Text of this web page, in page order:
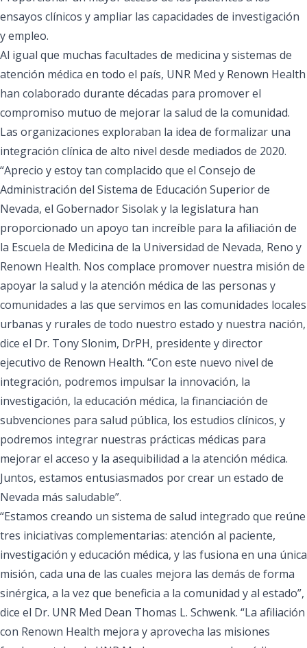
ensayos clínicos y ampliar las capacidades de investigación
y empleo.
Al igual que muchas facultades de medicina y sistemas de
atención médica en todo el país, UNR Med y Renown Health
han colaborado durante décadas para promover el
compromiso mutuo de mejorar la salud de la comunidad.
Las organizaciones exploraban la idea de formalizar una
integración clínica de alto nivel desde mediados de 2020.
“Aprecio y estoy tan complacido que el Consejo de
Administración del Sistema de Educación Superior de
Nevada, el Gobernador Sisolak y la legislatura han
proporcionado un apoyo tan increíble para la afiliación de
la Escuela de Medicina de la Universidad de Nevada, Reno y
Renown Health. Nos complace promover nuestra misión de
apoyar la salud y la atención médica de las personas y
comunidades a las que servimos en las comunidades locales
urbanas y rurales de todo nuestro estado y nuestra nación,
dice el Dr. Tony Slonim, DrPH, presidente y director
ejecutivo de Renown Health. “Con este nuevo nivel de
integración, podremos impulsar la innovación, la
investigación, la educación médica, la financiación de
subvenciones para salud pública, los estudios clínicos, y
podremos integrar nuestras prácticas médicas para
mejorar el acceso y la asequibilidad a la atención médica.
Juntos, estamos entusiasmados por crear un estado de
Nevada más saludable”.
“Estamos creando un sistema de salud integrado que reúne
tres iniciativas complementarias: atención al paciente,
investigación y educación médica, y las fusiona en una única
misión, cada una de las cuales mejora las demás de forma
sinérgica, a la vez que beneficia a la comunidad y al estado”,
dice el Dr. UNR Med Dean Thomas L. Schwenk. “La afiliación
con Renown Health mejora y aprovecha las misiones